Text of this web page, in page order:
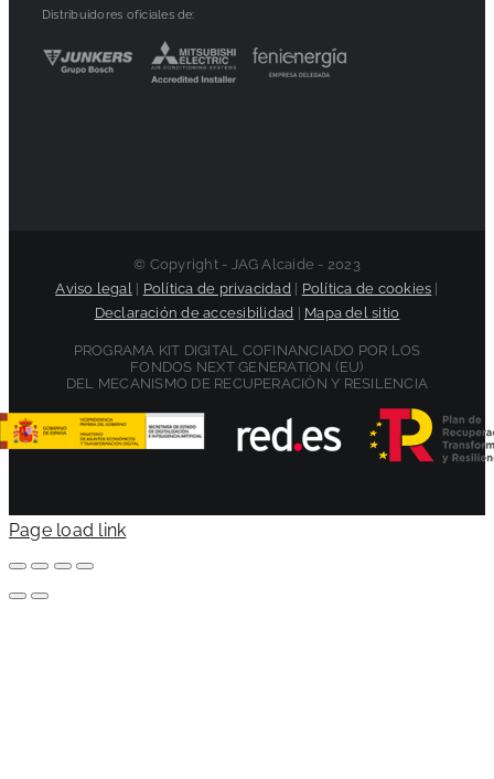
Distribuidores oficiales de:
© Copyright - JAG Alcaide - 2023
Aviso legal| Política de privacidad| Política de cookies
Declaración de accesibilidad
Mapa del sitio
PROGRAMA KIT DIGITAL COFINANCIADO POR LOS
FONDOS NEXT GENERATION (EU)
DEL MECANISMO DE RECUPERACIÓN Y RESILENCIA
Page load link